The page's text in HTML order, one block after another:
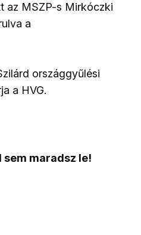
az MSZP-s Mirkóczki
a
országgyűlési
a HVG.
maradsz le!